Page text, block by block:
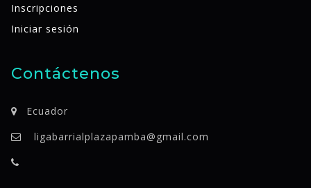
Inscripciones
Iniciar sesión
Contáctenos
Ecuador
ligabarrialplazapamba@gmail.com